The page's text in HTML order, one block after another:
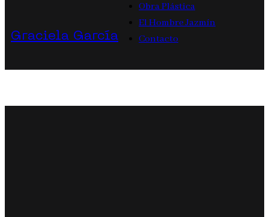
Graciela García
Obra Plástica
El Hombre Jazmín
Contacto